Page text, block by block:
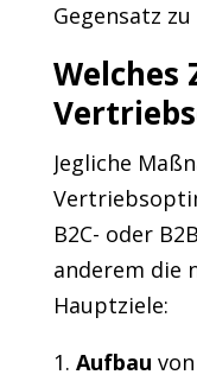
Gegensatz
Welches
Jegliche
B2C- oder
anderem die
Hauptziele:
1. Aufbau